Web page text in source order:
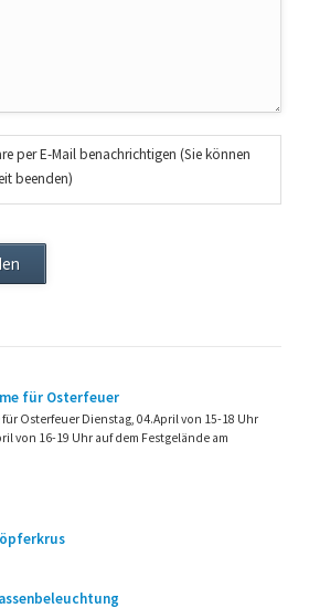
per E-Mail benachrichtigen (Sie können
beenden)
für Osterfeuer
Osterfeuer Dienstag, 04.April von 15-18 Uhr
von 16-19 Uhr auf dem Festgelände am